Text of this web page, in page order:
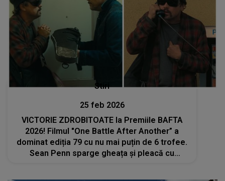
Stiri
25 feb 2026
VICTORIE ZDROBITOATE la Premiile BAFTA
2026! Filmul "One Battle After Another” a
dominat ediția 79 cu nu mai puțin de 6 trofee.
Sean Penn sparge gheața și pleacă cu